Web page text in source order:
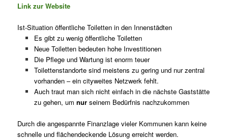
Link zur Website
Ist-Situation öffentliche Toiletten in den Innenstädten
Es gibt zu wenig öffentliche Toiletten
Neue Toiletten bedeuten hohe Investitionen
Die Pflege und Wartung ist enorm teuer
Toilettenstandorte sind meistens zu gering und nur zentral
vorhanden – ein cityweites Netzwerk fehlt.
Auch traut man sich nicht einfach in die nächste Gaststätte
zu gehen, um nurseinem Bedürfnis nachzukommen
Durch die angespannte Finanzlage vieler Kommunen kann keine
schnelle und flächendeckende Lösung erreicht werden.